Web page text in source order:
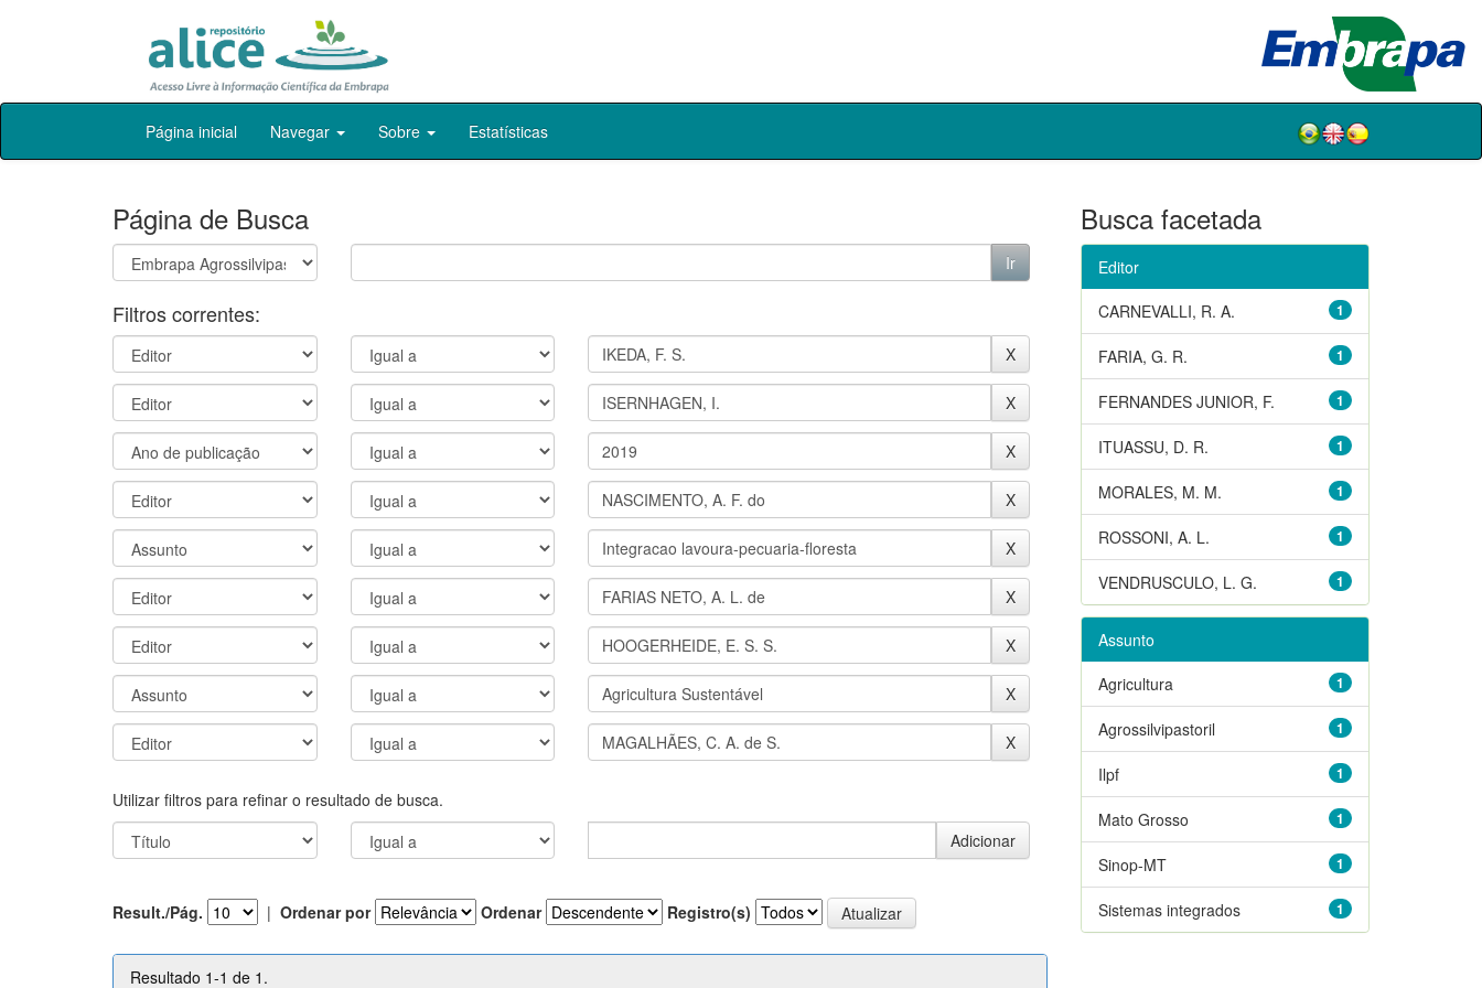
Skip
Página inicial Navegar Sobre Estatísticas
Página de Busca
Filtros correntes:
Utilizar filtros para refinar o resultado de busca.
Result./Pág. | Ordenar por Ordenar Registro(s)
Resultado 1-1 de 1.
Busca facetada
Editor
1
CARNEVALLI, R. A.
1
FARIA, G. R.
1
FERNANDES JUNIOR, F.
1
ITUASSU, D. R.
1
MORALES, M. M.
1
ROSSONI, A. L.
1
VENDRUSCULO, L. G.
Assunto
1
Agricultura
1
Agrossilvipastoril
1
Ilpf
1
Mato Grosso
1
Sinop-MT
1
Sistemas integrados